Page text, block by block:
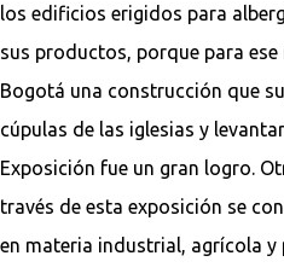
los edificios erigidos para
sus productos, porque para
Bogotá una construcción que
cúpulas de las iglesias y
Exposición fue un gran logro.
través de esta exposición se
en materia industrial, agrícola y